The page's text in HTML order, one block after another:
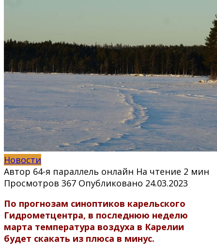
Новости
Автор 64-я параллель онлайн На чтение 2 мин
Просмотров 367 Опубликовано 24.03.2023
По прогнозам синоптиков карельского
Гидрометцентра, в последнюю неделю
марта температура воздуха в Карелии
будет скакать из плюса в минус.